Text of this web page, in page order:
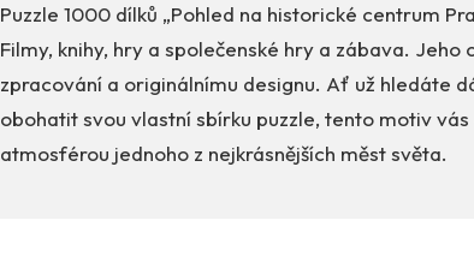
Puzzle 1000 dílků „Pohled na historické centrum
Filmy, knihy, hry a společenské hry a zábava.
zpracování a originálnímu designu. Ať už hledáte
obohatit svou vlastní sbírku puzzle, tento motiv
atmosférou jednoho z nejkrásnějších měst světa.